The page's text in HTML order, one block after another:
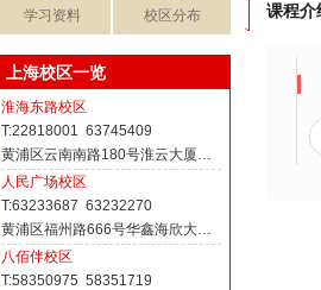
学习资料 校区分布
上海校区一览
淮海东路校区
T:22818001 63745409
黄浦区云南南路180号淮云大厦…
人民广场校区
T:63233687 63232270
黄浦区福州路666号华鑫海欣大…
八佰伴校区
T:58350975 58351719
课程介